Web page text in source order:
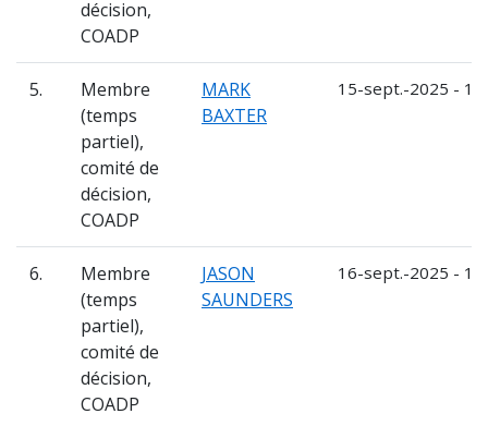
décision,
COADP
5.
Membre
(temps
partiel),
comité de
décision,
COADP
MARK
BAXTER
15-sept.-2025 -
6.
Membre
(temps
partiel),
comité de
décision,
COADP
JASON
SAUNDERS
16-sept.-2025 -